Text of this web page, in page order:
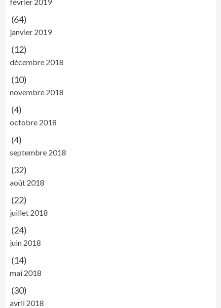
(64)
janvier 2019
(12)
décembre 2018
(10)
novembre 2018
(4)
octobre 2018
(4)
septembre 2018
(32)
août 2018
(22)
juillet 2018
(24)
juin 2018
(14)
mai 2018
(30)
avril 2018